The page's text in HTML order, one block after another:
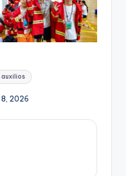
auxilios
2026